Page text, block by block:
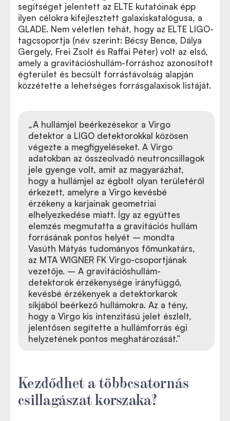
segítséget jelentett az ELTE kutatóinak épp
ilyen célokra kifejlesztett galaxiskatalógusa, a
GLADE. Nem véletlen tehát, hogy az ELTE LIGO-
tagcsoportja (név szerint: Bécsy Bence, Dálya
Gergely, Frei Zsolt és Raffai Péter) volt az első,
amely a gravitációshullám-forráshoz azonosított
égterület és becsült forrástávolság alapján
közzétette a lehetséges forrásgalaxisok listáját.
„A hullámjel beérkezésekor a Virgo
detektor a LIGO detektorokkal közösen
végezte a megfigyeléseket. A Virgo
adatokban az összeolvadó neutroncsillagok
jele gyenge volt, amit az magyarázhat,
hogy a hullámjel az égbolt olyan területéről
érkezett, amelyre a Virgo kevésbé
érzékeny a karjainak geometriai
elhelyezkedése miatt. Így az együttes
elemzés megmutatta a gravitációs hullám
forrásának pontos helyét – mondta
Vasúth Mátyás tudományos főmunkatárs,
az MTA WIGNER FK Virgo-csoportjának
vezetője. – A gravitációshullám-
detektorok érzékenysége irányfüggő,
kevésbé érzékenyek a detektorkarok
síkjából beérkező hullámokra. Az a tény,
hogy a Virgo kis intenzitású jelet észlelt,
jelentősen segítette a hullámforrás égi
helyzetének pontos meghatározását.”
Kezdődhet a többcsatornás
csillagászat korszaka?